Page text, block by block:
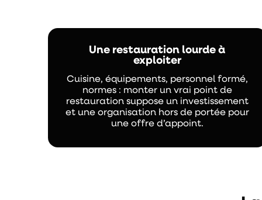
Une restauration lourde à
exploiter
Cuisine, équipements, personnel formé,
normes : monter un vrai point de
restauration suppose un investissement
et une organisation hors de portée pour
une offre d’appoint.